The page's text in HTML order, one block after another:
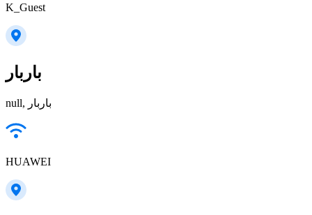
K_Guest
باربار
null, باربار
HUAWEI